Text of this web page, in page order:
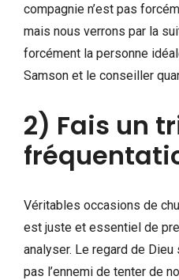
compagnie n’est pas
mais nous verrons par la
forcément la personne
Samson et le conseiller
2) Fais un
Véritables occasions de
est juste et essentiel de
analyser. Le regard de Dieu
pas l’ennemi de tenter de